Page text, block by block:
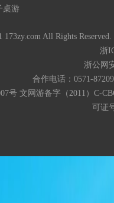
桌游
173zy.com All Rights
浙
浙公网
合作电话：0571-
号 文网游备字（2011）C-
可证